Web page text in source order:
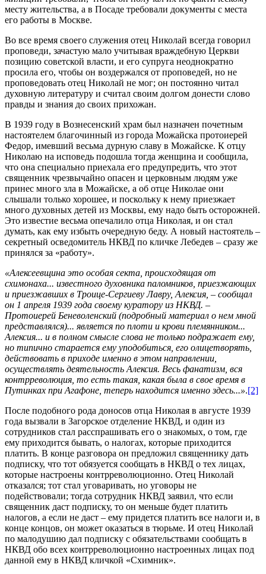
месту жительства, а в Посаде требовали документы с места
его работы в Москве.
Во все время своего служения отец Николай всегда говорил
проповеди, зачастую мало учитывая враждебную Церкви
позицию советской власти, и его супруга неоднократно
просила его, чтобы он воздержался от проповедей, но не
проповедовать отец Николай не мог; он постоянно читал
духовную литературу и считал своим долгом донести слово
правды и знания до своих прихожан.
В 1939 году в Вознесенский храм был назначен почетным
настоятелем благочинный из города Можайска протоиерей
Федор, имевший весьма дурную славу в Можайске. К отцу
Николаю на исповедь подошла тогда женщина и сообщила,
что она специально приехала его предупредить, что этот
священник чрезвычайно опасен и церковным людям уже
принес много зла в Можайске, а об отце Николае они
слышали только хорошее, и поскольку к нему приезжает
много духовных детей из Москвы, ему надо быть осторожней.
Это известие весьма опечалило отца Николая, и он стал
думать, как ему избыть очередную беду. А новый настоятель –
секретный осведомитель НКВД по кличке Лебедев – сразу же
принялся за «работу».
«Алексеевщина это особая секта, происходящая от
схимонаха... известного духовника паломников, приезжающих
и приезжавших в Троице-Сергиеву Лавру, Алексия, – сообщал
он 1 апреля 1939 года своему куратору из НКВД. –
Протоиерей Беневоленский (подробный материал о нем мной
представлялся)... является по плоти и крови племянником...
Алексия... и в полном смысле слова не только подражает ему,
но типично старается ему уподобиться, его олицетворять,
действовать в приходе именно в этом направлении,
осуществлять деятельность Алексия. Весь фанатизм, вся
контрреволюция, то есть такая, какая была в свое время в
Путинках при Агафоне, теперь находится именно здесь...».[2]
После подобного рода доносов отца Николая в августе 1939
года вызвали в Загорское отделение НКВД, и один из
сотрудников стал расспрашивать его о знакомых, о том, где
ему приходится бывать, о налогах, которые приходится
платить. В конце разговора он предложил священнику дать
подписку, что тот обязуется сообщать в НКВД о тех лицах,
которые настроены контрреволюционно. Отец Николай
отказался; тот стал уговаривать, но уговоры не
подействовали; тогда сотрудник НКВД заявил, что если
священник даст подписку, то он меньше будет платить
налогов, а если не даст – ему придется платить все налоги и, в
конце концов, он может оказаться в тюрьме. И отец Николай
по малодушию дал подписку с обязательствами сообщать в
НКВД обо всех контрреволюционно настроенных лицах под
данной ему в НКВД кличкой «Схимник».